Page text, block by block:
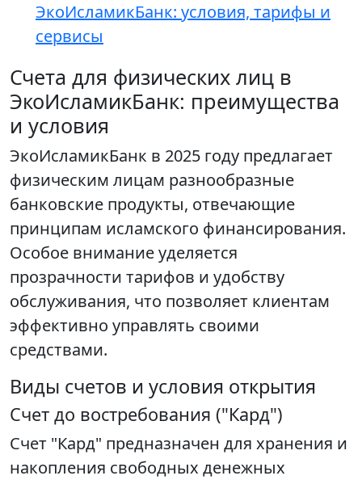
ЭкоИсламикБанк: условия, тарифы и
сервисы
Счета для физических лиц в
ЭкоИсламикБанк: преимущества
и условия
ЭкоИсламикБанк в 2025 году предлагает
физическим лицам разнообразные
банковские продукты, отвечающие
принципам исламского финансирования.
Особое внимание уделяется
прозрачности тарифов и удобству
обслуживания, что позволяет клиентам
эффективно управлять своими
средствами.
Виды счетов и условия открытия
Счет до востребования ("Кард")
Счет "Кард" предназначен для хранения и
накопления свободных денежных